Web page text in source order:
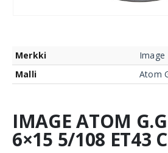
Merkki
Image
Malli
Atom
IMAGE ATOM
6×15 5/108 ET43